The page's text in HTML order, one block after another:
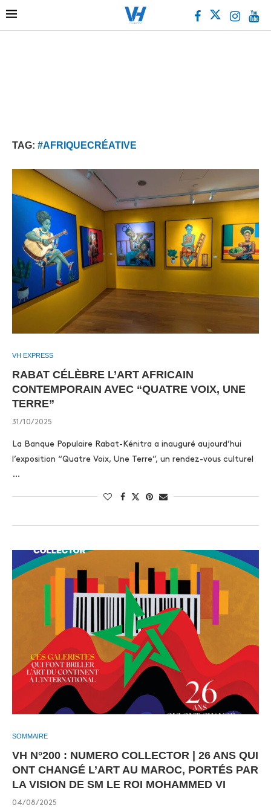
TAG: #AFRIQUECRÉATIVE
VH EXPRESS
RABAT CÉLÈBRE L’ART AFRICAIN
CONTEMPORAIN AVEC “QUATRE VOIX, UNE
TERRE”
31/10/2025
La Banque Populaire Rabat-Kénitra a inauguré aujourd’hui
l’exposition “Quatre Voix, Une Terre”, un rendez-vous culturel
…
SOMMAIRE
VH N°200 : NUMERO COLLECTOR | 26 ANS QUI
ONT CHANGÉ L’ART AU MAROC, PORTÉS PAR
LA VISION DE SM LE ROI MOHAMMED VI
04/08/2025